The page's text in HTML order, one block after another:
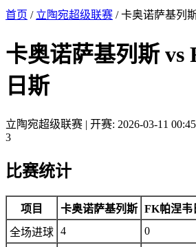
首页 / 立陶宛超级联赛 / 卡奥诺萨基列
卡奥诺萨基列斯 vs
日斯
立陶宛超级联赛 | 开赛: 2026-03-11
3
比赛统计
项目 卡奥诺萨基列斯 FK帕涅韦
全场进球 4 0